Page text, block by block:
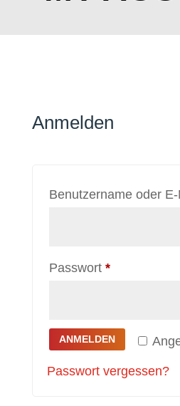
Anmelden
Benutzername oder
Passwort *Erforderlich
ANMELDEN
Passwort vergessen?